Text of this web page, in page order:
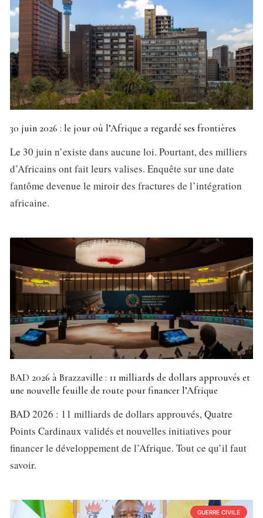
30 juin 2026 : le jour où l’Afrique a regardé ses frontières
Le 30 juin n’existe dans aucune loi. Pourtant, des milliers
d’Africains ont fait leurs valises. Enquête sur une date
fantôme devenue le miroir des fractures de l’intégration
africaine.
BAD 2026 à Brazzaville : 11 milliards de dollars approuvés et
une nouvelle feuille de route pour financer l’Afrique
BAD 2026 : 11 milliards de dollars approuvés, Quatre
Points Cardinaux validés et nouvelles initiatives pour
financer le développement de l’Afrique. Tout ce qu’il faut
savoir.
GUERRE CIVILE